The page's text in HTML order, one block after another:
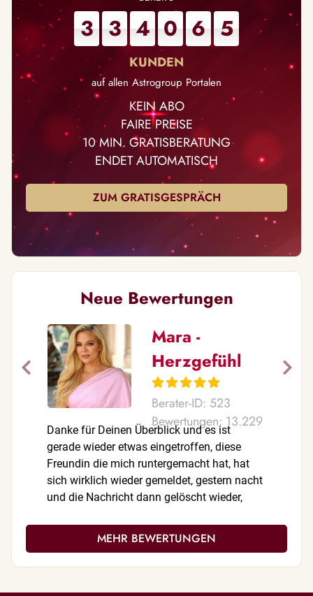
3 3 4 0 6 5
auf allen Astrogroup Portalen
KEIN ABO
FAIRE PREISE
10 MIN. GRATISBERATUNG
ENDET AUTOMATISCH
ZUM GRATISGESPRÄCH
Neue Bewertungen
Mara -
Herzgefühl
Berater-ID: 523
Bewertungen: 13.229
Danke für Deinen Überblick und es ist
gerade wieder etwas eingetroffen, diese
Freundin die mich runtergemacht hat, hat
sich wirklich wieder gemeldet, gestern nacht
und die Nachricht dann gelöscht wieder,
gesagt hast. EINGETROFFEN♥️Danke für
schlecht geht wg der Familie♥️
MEHR BEWERTUNGEN